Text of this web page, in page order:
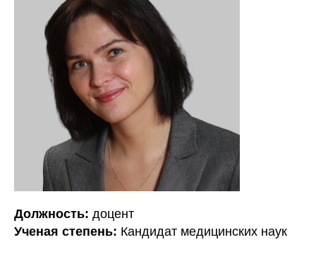
Должность: доцент
Ученая степень: Кандидат медицинских наук